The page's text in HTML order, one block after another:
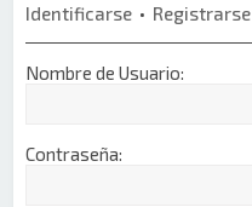
Identificarse • Registrarse
Nombre de Usuario:
Contraseña: